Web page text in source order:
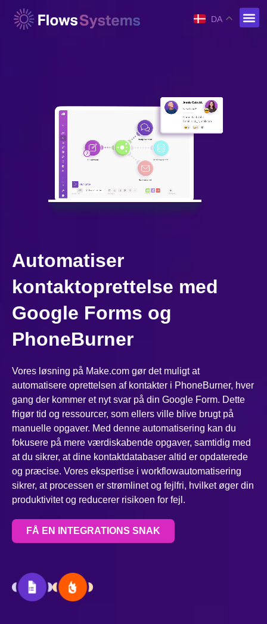
DA
Automatiser
kontaktoprettelse med
Google Forms og
PhoneBurner
Vores løsning på Make.com gør det muligt at
automatisere oprettelsen af kontakter i PhoneBurner, hver
gang der kommer et nyt svar på din Google Form. Dette
frigør tid og ressourcer, som ellers ville blive brugt på
manuelle opgaver. Med denne automatisering kan du
fokusere på mere værdiskabende opgaver, samtidig med
at du sikrer, at dine kontaktdatabaser altid er opdaterede
og præcise. Vores ekspertise i workflowautomatisering
sikrer, at processen er strømlinet og fejlfri, hvilket øger din
produktivitet og reducerer risikoen for fejl.
FÅ EN INTEGRATIONS SNAK